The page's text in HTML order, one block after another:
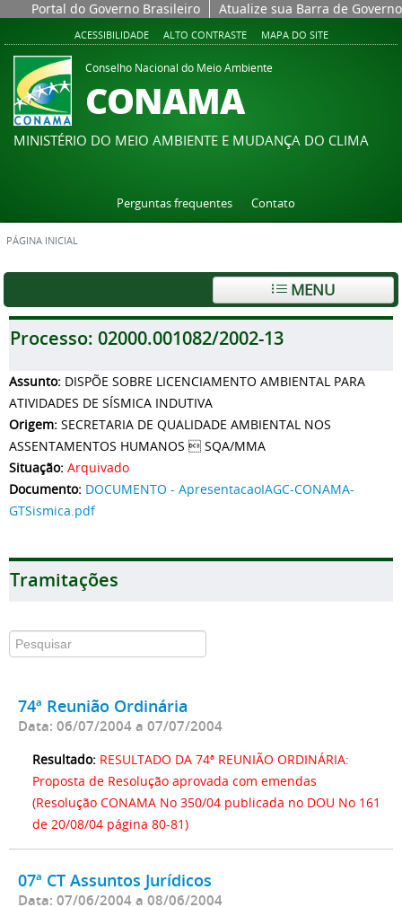
Portal do Governo Brasileiro Atualize sua Barra de Governo
ACESSIBILIDADE ALTO CONTRASTE MAPA DO SITE
Conselho Nacional do Meio Ambiente
CONAMA
MINISTÉRIO DO MEIO AMBIENTE E MUDANÇA DO CLIMA
Perguntas frequentes Contato
PÁGINA INICIAL
MENU
Processo: 02000.001082/2002-13
Assunto: DISPÕE SOBRE LICENCIAMENTO AMBIENTAL PARA
ATIVIDADES DE SÍSMICA INDUTIVA
Origem: SECRETARIA DE QUALIDADE AMBIENTAL NOS
ASSENTAMENTOS HUMANOS  SQA/MMA
Situação: Arquivado
Documento: DOCUMENTO - ApresentacaoIAGC-CONAMA-
GTSismica.pdf
Tramitações
74ª Reunião Ordinária
Data: 06/07/2004 a 07/07/2004
Resultado: RESULTADO DA 74ª REUNIÃO ORDINÁRIA:
Proposta de Resolução aprovada com emendas
(Resolução CONAMA No 350/04 publicada no DOU No 161
de 20/08/04 página 80-81)
07ª CT Assuntos Jurídicos
Data: 07/06/2004 a 08/06/2004